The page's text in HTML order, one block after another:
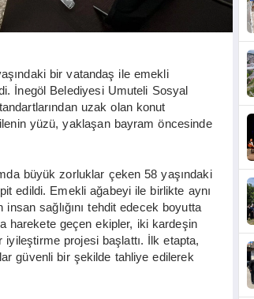
bir vatandaş ile emekli
İnegöl Belediyesi Umuteli Sosyal
uzak olan konut
yüzü, yaklaşan bayram öncesinde
büyük zorluklar çeken 58 yaşındaki
edildi. Emekli ağabeyi ile birlikte aynı
sağlığını tehdit edecek boyutta
harekete geçen ekipler, iki kardeşin
iyileştirme projesi başlattı. İlk etapta,
güvenli bir şekilde tahliye edilerek